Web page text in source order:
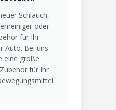
Schlauch,
oder
für Ihr
Auto. Bei uns
eine große
für Ihr